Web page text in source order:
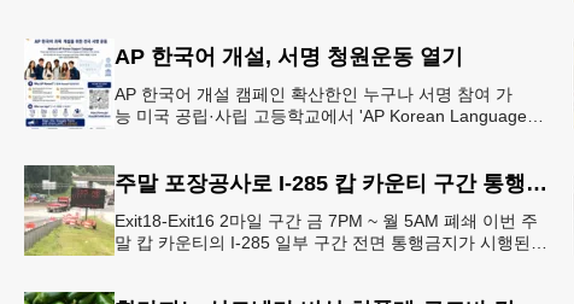
AP 한국어 개설, 서명 청원운동 열기
AP 한국어 개설 캠페인 확산한인 누구나 서명 참여 가
능 미국 공립·사립 고등학교에서 'AP Korean Language
주말 포장공사로 I-285 캅 카운티 구간 통행금지
Exit18-Exit16 2마일 구간 금 7PM ~ 월 5AM 폐쇄 이번 주
말 캅 카운티의 I-285 일부 구간 전면 통행금지가 시행된